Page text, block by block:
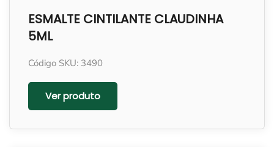
ESMALTE CINTILANTE CLAUDINHA
5ML
Código SKU: 3490
Ver produto